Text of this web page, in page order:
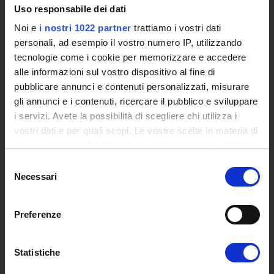
Uso responsabile dei dati
Noi e i nostri 1022 partner trattiamo i vostri dati
personali, ad esempio il vostro numero IP, utilizzando
tecnologie come i cookie per memorizzare e accedere
alle informazioni sul vostro dispositivo al fine di
pubblicare annunci e contenuti personalizzati, misurare
gli annunci e i contenuti, ricercare il pubblico e sviluppare
i servizi. Avete la possibilità di scegliere chi utilizza i
vostri dati e per quali scopi. Le vostre scelte in materia di
modificare o revocare il proprio consenso in qualsiasi
momento dalla Dichiarazione sui cookie o facendo clic
raccogliere informazioni sulla tua posizione
geografica, con un'approssimazione di qualche
delNecessari
Preferenze
Statistiche
Institutional websites and interacademic projects
Access to the Database of the Online Student Services
Certified E-mail
Rector Inbox
TEACHING
Degree Courses
Advanced training courses
Research Doctorate
Qualifying educational programs for initial teacher training,
Mondo Scuola post graduate training and qualifying